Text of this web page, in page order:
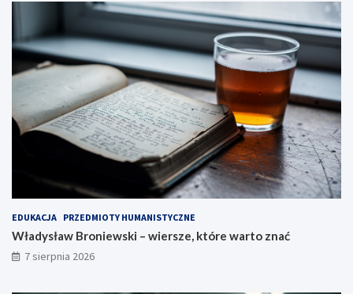
EDUKACJA PRZEDMIOTY HUMANISTYCZNE
Władysław Broniewski – wiersze, które warto znać
7 sierpnia 2026